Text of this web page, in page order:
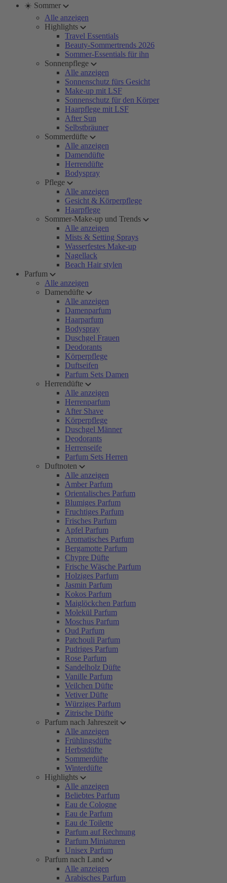
☀️ Sommer
Alle anzeigen
Highlights
Travel Essentials
Beauty-Sommertrends 2026
Sommer-Essentials für ihn
Sonnenpflege
Alle anzeigen
Sonnenschutz fürs Gesicht
Make-up mit LSF
Sonnenschutz für den Körper
Haarpflege mit LSF
After Sun
Selbstbräuner
Sommerdüfte
Alle anzeigen
Damendüfte
Herrendüfte
Bodyspray
Pflege
Alle anzeigen
Gesicht & Körperpflege
Haarpflege
Sommer-Make-up und Trends
Alle anzeigen
Mists & Setting Sprays
Wasserfestes Make-up
Nagellack
Beach Hair stylen
Parfum
Alle anzeigen
Damendüfte
Alle anzeigen
Damenparfum
Haarparfum
Bodyspray
Duschgel Frauen
Deodorants
Körperpflege
Duftseifen
Parfum Sets Damen
Herrendüfte
Alle anzeigen
Herrenparfum
After Shave
Körperpflege
Duschgel Männer
Deodorants
Herrenseife
Parfum Sets Herren
Duftnoten
Alle anzeigen
Amber Parfum
Orientalisches Parfum
Blumiges Parfum
Fruchtiges Parfum
Frisches Parfum
Apfel Parfum
Aromatisches Parfum
Bergamotte Parfum
Chypre Düfte
Frische Wäsche Parfum
Holziges Parfum
Jasmin Parfum
Kokos Parfum
Maiglöckchen Parfum
Molekül Parfum
Moschus Parfum
Oud Parfum
Patchouli Parfum
Pudriges Parfum
Rose Parfum
Sandelholz Düfte
Vanille Parfum
Veilchen Düfte
Vetiver Düfte
Würziges Parfum
Zitrische Düfte
Parfum nach Jahreszeit
Alle anzeigen
Frühlingsdüfte
Herbstdüfte
Sommerdüfte
Winterdüfte
Highlights
Alle anzeigen
Beliebtes Parfum
Eau de Cologne
Eau de Parfum
Eau de Toilette
Parfum auf Rechnung
Parfum Miniaturen
Unisex Parfum
Parfum nach Land
Alle anzeigen
Arabisches Parfum